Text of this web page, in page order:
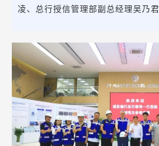
凌、总行授信管理部副总经理吴乃